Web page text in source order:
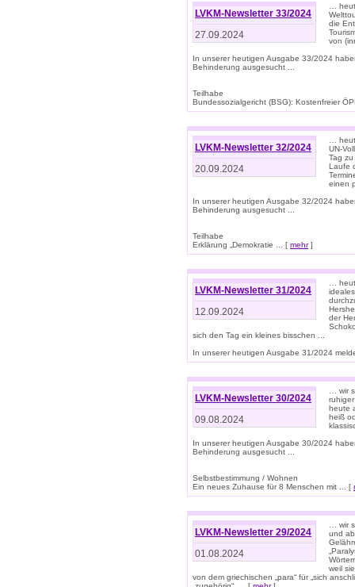
LVKM-Newsletter 33/2024
27.09.2024
…
die
von
In unserer heutigen Ausgabe 33/2024
Behinderung ausgesucht ...
Teilhabe
Bundessozialgericht (BSG): Kostenfreier
LVKM-Newsletter 32/2024
20.09.2024
…
UN-
Tag
Laufe
einen
In unserer heutigen Ausgabe 32/2024
Behinderung ausgesucht ...
Teilhabe
Erklärung „Demokratie ... [ mehr]
LVKM-Newsletter 31/2024
12.09.2024
…
der
sich den Tag ein kleines bisschen ...
In unserer heutigen Ausgabe 31/2024
LVKM-Newsletter 30/2024
09.08.2024
… wir
heute
heiß
In unserer heutigen Ausgabe 30/2024
Behinderung ausgesucht ...
Selbstbestimmung / Wohnen
Ein neues Zuhause für 8 Menschen mit ... [
LVKM-Newsletter 29/2024
01.08.2024
… wir
und
weil
von dem griechischen „para“ für „sich